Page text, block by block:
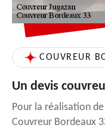
COUVREUR
Un devis
Pour la réalisation
Couvreur Bordeaux